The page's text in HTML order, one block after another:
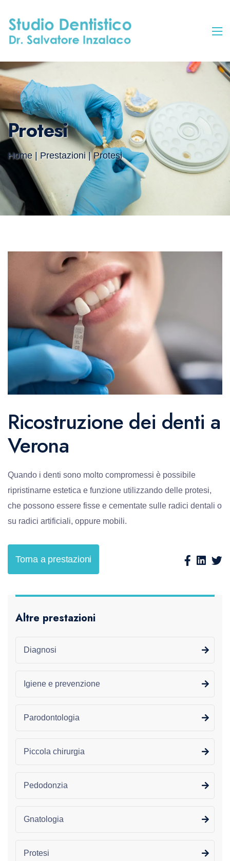
Protesi
Home Prestazioni| Protesi
Ricostruzione dei denti a
Verona
Quando i denti sono molto compromessi è possibile
ripristinarne estetica e funzione utilizzando delle protesi,
che possono essere fisse e cementate sulle radici dentali o
su radici artificiali, oppure mobili.
Torna a prestazioni
Altre prestazioni
Diagnosi
Igiene e prevenzione
Parodontologia
Piccola chirurgia
Pedodonzia
Gnatologia
Protesi